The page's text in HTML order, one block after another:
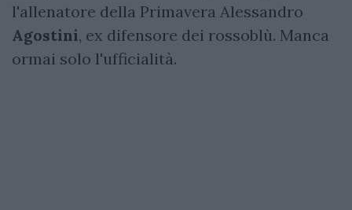
l'allenatore della Primavera Alessandro
Agostini, ex difensore dei rossoblù. Manca
ormai solo l'ufficialità.